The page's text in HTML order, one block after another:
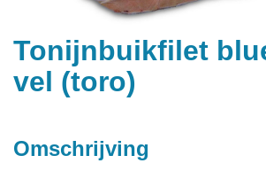
Tonijnbuikfilet
vel (toro)
Omschrijving